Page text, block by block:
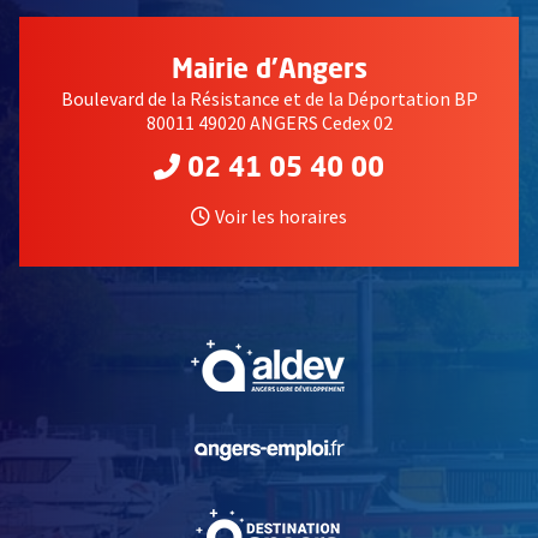
Mairie d'Angers
Boulevard de la Résistance et de la Déportation BP
80011 49020 ANGERS Cedex 02
02 41 05 40 00
Voir les horaires
, Ouvre une nouvelle